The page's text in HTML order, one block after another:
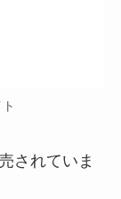
されていま